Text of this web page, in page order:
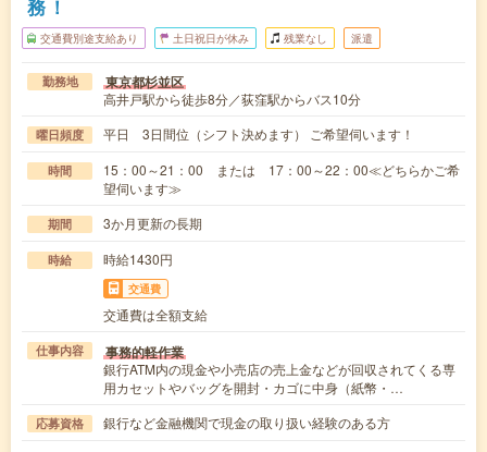
務！
交通費別途支給あり 土日祝日が休み 残業なし 派遣
勤務地 東京都杉並区
高井戸駅から徒歩8分／荻窪駅からバス10分
曜日頻度 平日 3日間位（シフト決めます） ご希望伺います！
時間
15：00～21：00 または 17：00～22：00≪どちらかご希
望伺います≫
期間 3か月更新の長期
時給 時給1430円
交通費
交通費は全額支給
仕事内容 事務的軽作業
銀行ATM内の現金や小売店の売上金などが回収されてくる専
用カセットやバッグを開封・カゴに中身（紙幣・…
応募資格 銀行など金融機関で現金の取り扱い経験のある方